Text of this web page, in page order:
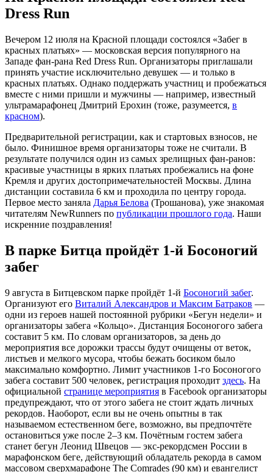
Dress Run
Вечером 12 июля на Красной площади состоялся «Забег в
красных платьях» — московская версия популярного на
Западе фан-рана Red Dress Run. Организаторы приглашали
принять участие исключительно девушек — и только в
красных платьях. Однако поддержать участниц и пробежаться
вместе с ними пришли и мужчины — например, известный
ультрамарафонец Дмитрий Ерохин (тоже, разумеется, в
красном).
Предварительной регистрации, как и стартовых взносов, не
было. Финишное время организаторы тоже не считали. В
результате получился один из самых зрелищных фан-ранов:
красивые участницы в ярких платьях пробежались на фоне
Кремля и других достопримечательностей Москвы. Длина
дистанции составила 6 км и проходила по центру города.
Первое место заняла Дарья Белова (Трошанова), уже знакомая
читателям NewRunners по публикации прошлого года. Наши
искренние поздравления!
В парке Битца пройдёт 1-й Босоногий
забег
9 августа в Битцевском парке пройдёт 1-й Босоногий забег.
Организуют его Виталий Александров и Максим Батраков —
одни из героев нашей постоянной рубрики «Бегун недели» и
организаторы забега «Кольцо». Дистанция Босоногого забега
составит 5 км. По словам организаторов, за день до
мероприятия все дорожки трассы будут очищены от веток,
листьев и мелкого мусора, чтобы бежать босиком было
максимально комфортно. Лимит участников 1-го Босоногого
забега составит 500 человек, регистрация проходит здесь. На
официальной странице мероприятия в Facebook организаторы
предупреждают, что от этого забега не стоит ждать личных
рекордов. Наоборот, если вы не очень опытны в так
называемом естественном беге, возможно, вы предпочтёте
остановиться уже после 2–3 км. Почётным гостем забега
станет бегун Леонид Швецов — экс-рекордсмен России в
марафонском беге, действующий обладатель рекорда в самом
массовом сверхмарафоне The Comrades (90 км) и евангелист